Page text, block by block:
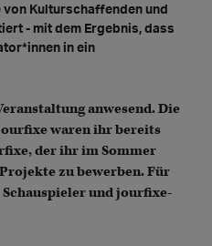
Kulturschaffenden und
- mit dem Ergebnis, dass
in ein
anwesend. Die
waren ihr bereits
der ihr im Sommer
zu bewerben. Für
und jourfixe-